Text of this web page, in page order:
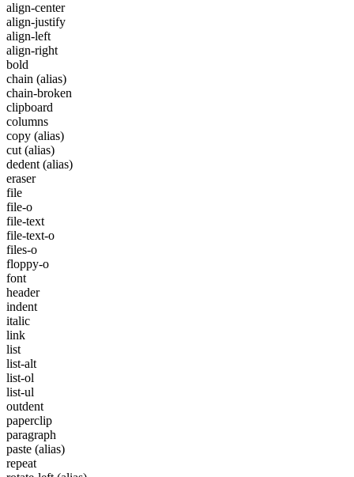
align-center
align-justify
align-left
align-right
bold
chain (alias)
chain-broken
clipboard
columns
copy (alias)
cut(alias)
dedent(alias)
eraser
file
file-o
file-text
file-text-o
files-o
floppy-o
font
header
indent
italic
link
list
list-alt
list-ol
list-ul
outdent
paperclip
paragraph
paste (alias)
repeat